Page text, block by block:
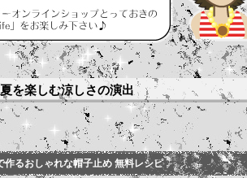
夏を楽しむ涼しさの演出
作るおしゃれな帽子止め 無料レシピ